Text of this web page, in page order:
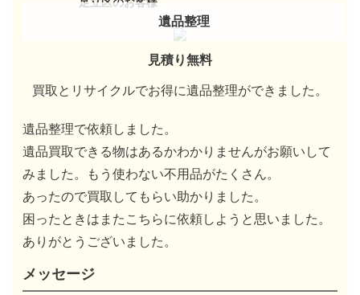
足立区のお客様
遺品整理
見積り無料
買取とリサイクルでお得に遺品整理ができました。
遺品整理で依頼しました。
遺品買取できる物はあるかわかりませんがお願いして
みました。もう使わない不用品がたくさん。
あったので買取してもらい助かりました。
困ったときはまたこちらに依頼しようと思いました。
ありがとうございました。
メッセージ